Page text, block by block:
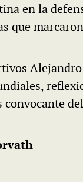
en la
que